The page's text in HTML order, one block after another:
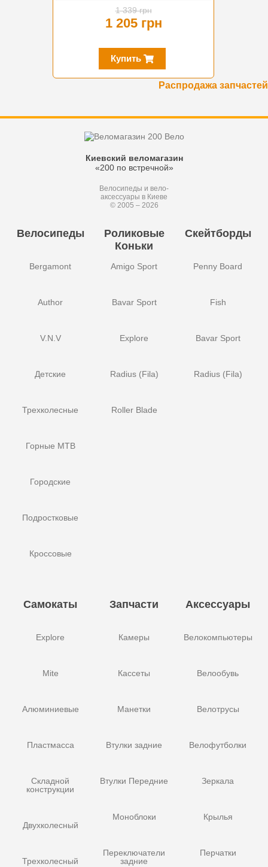
1 339 грн
1 205 грн
Купить
Распродажа запчастей
Киевский веломагазин
«200 по встречной»
Велосипеды и вело-
аксессуары в Киеве
© 2005 – 2026
Велосипеды
Bergamont
Author
V.N.V
Детские
Трехколесные
Горные MTB
Городские
Подростковые
Кроссовые
Роликовые
Коньки
Amigo Sport
Bavar Sport
Explore
Radius (Fila)
Roller Blade
Скейтборды
Penny Board
Fish
Bavar Sport
Radius (Fila)
Самокаты
Explore
Mite
Алюминиевые
Пластмасса
Складной
конструкции
Двухколесный
Трехколесный
Запчасти
Камеры
Кассеты
Манетки
Втулки задние
Втулки Передние
Моноблоки
Переключатели
задние
Аксессуары
Велокомпьютеры
Велообувь
Велотрусы
Велофутболки
Зеркала
Крылья
Перчатки